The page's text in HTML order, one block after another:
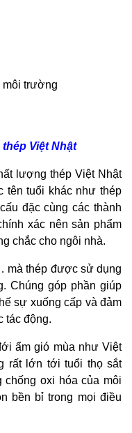
môi trường
Việt Nhật
lượng thép Việt Nhật
tên tuổi khác như thép
đặc cùng các thành
xác nên sản phẩm
chắc cho ngôi nhà.
mà thép được sử dụng
Chúng góp phần giúp
sự xuống cấp và đảm
tác động.
ẩm gió mùa như Việt
rất lớn tới tuổi thọ sắt
chống oxi hóa của môi
bền bỉ trong mọi điều